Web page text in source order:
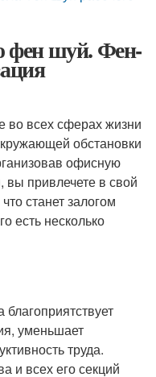
фен шуй. Фен-
во всех сферах жизни
обстановки
офисную
привлечете в свой
станет залогом
есть несколько
уменьшает
труда.
и всех его секций